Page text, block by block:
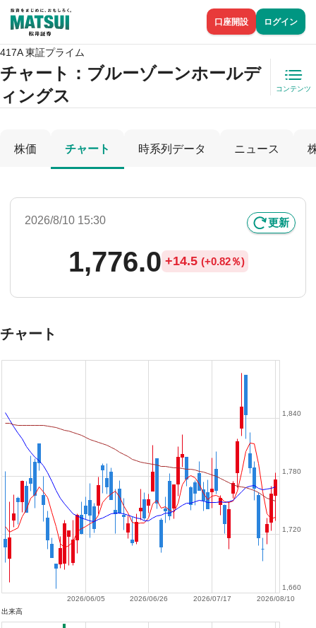
口座開設 ログイン
417A 東証プライム
チャート： ブルーゾーンホールデ
ィングス
コンテンツ
株価 チャート 時系列データ ニュース
2026/8/10 15:30 更新
1,776.0 +14.5 (+0.82％)
チャート
2026/08/10
2026/07/17
2026/06/26
2026/06/05
1,660
1,720
1,780
1,840
出来高